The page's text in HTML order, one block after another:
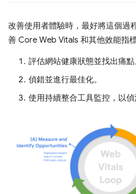
改善使用者體驗時，最好將這個過
善 Core Web Vitals 和其他效能指
評估網站健康狀態並找出痛點
偵錯並進行最佳化。
使用持續整合工具監控，以偵